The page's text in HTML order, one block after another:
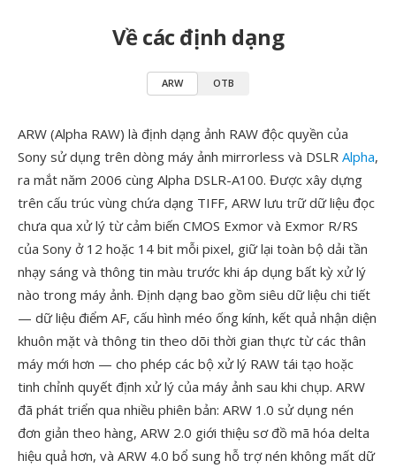
Về các định dạng
ARW OTB
ARW (Alpha RAW) là định dạng ảnh RAW độc quyền của
Sony sử dụng trên dòng máy ảnh mirrorless và DSLR Alpha,
ra mắt năm 2006 cùng Alpha DSLR-A100. Được xây dựng
trên cấu trúc vùng chứa dạng TIFF, ARW lưu trữ dữ liệu đọc
chưa qua xử lý từ cảm biến CMOS Exmor và Exmor R/RS
của Sony ở 12 hoặc 14 bit mỗi pixel, giữ lại toàn bộ dải tần
nhạy sáng và thông tin màu trước khi áp dụng bất kỳ xử lý
nào trong máy ảnh. Định dạng bao gồm siêu dữ liệu chi tiết
— dữ liệu điểm AF, cấu hình méo ống kính, kết quả nhận diện
khuôn mặt và thông tin theo dõi thời gian thực từ các thân
máy mới hơn — cho phép các bộ xử lý RAW tái tạo hoặc
tinh chỉnh quyết định xử lý của máy ảnh sau khi chụp. ARW
đã phát triển qua nhiều phiên bản: ARW 1.0 sử dụng nén
đơn giản theo hàng, ARW 2.0 giới thiệu sơ đồ mã hóa delta
hiệu quả hơn, và ARW 4.0 bổ sung hỗ trợ nén không mất dữ